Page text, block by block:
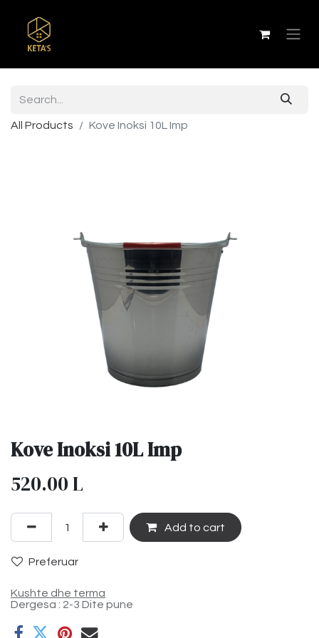
All Products Kove Inoksi 10L Imp
Kove Inoksi 10L Imp
520.00L
Add to cart
Preferuar
Kushte dhe terma
Dergesa : 2-3 Dite pune